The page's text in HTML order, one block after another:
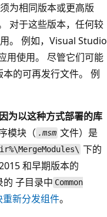
为相同版本或更高版
对于这些版本，任何较
。 例如，Visual Studio
用使用。 尽管它们可能
的可再发行文件。 例
为以这种方式部署的库
模块（ .msm 文件）是
下的
和早期版本的
的 子目录中 Common
新分发组件。